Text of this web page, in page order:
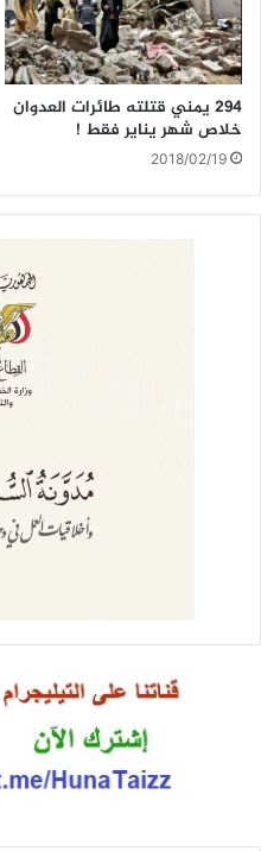
٢٩٤ يمني قتلته طائرات العدوان
خلاص شهر يناير فقط !
2018/02/19